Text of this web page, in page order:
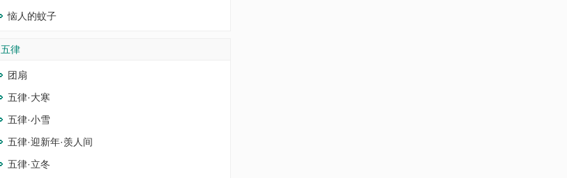
恼人的蚊子
五律
团扇
五律·大寒
五律·小雪
五律·迎新年·羡人间
五律·立冬